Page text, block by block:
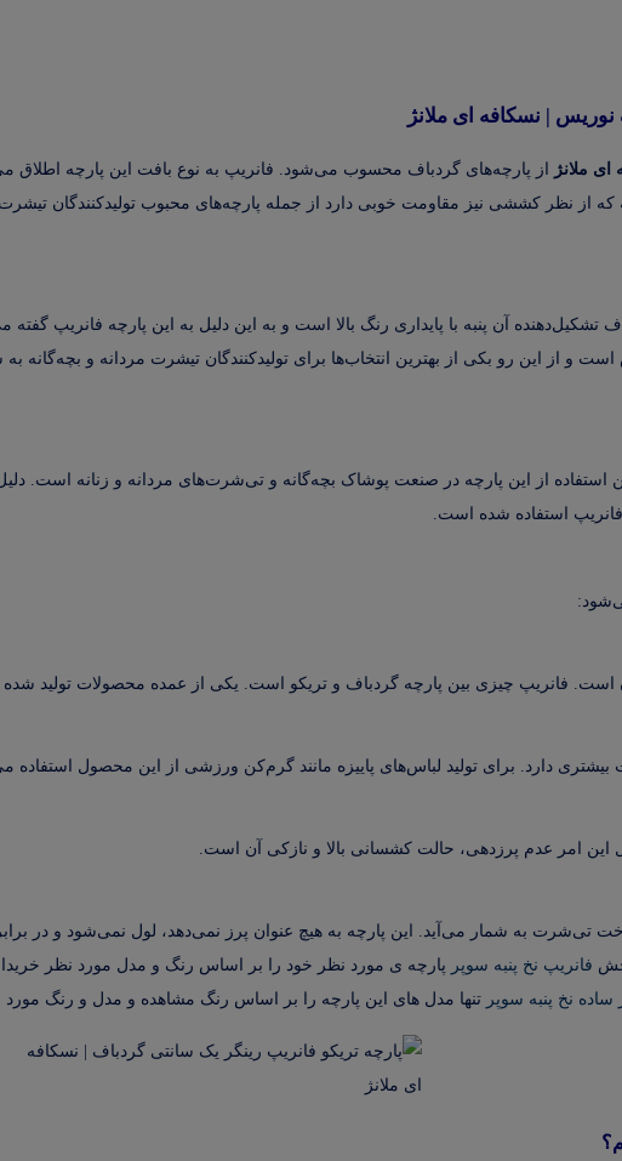
نوریس | نسکافه ای ملانژ
ملانژ
از پارچه‌های گردباف محسوب می‌شود. فانریپ به نوع بافت این پارچه
که از نظر کششی نیز مقاومت خوبی دارد از جمله پارچه‌های محبوب تولیدکنندگان
تشکیل‌دهنده آن پنبه با پایداری رنگ بالا است و به این دلیل به این پارچه فانریپ
و از این رو بکی از بهترین انتخاب‌ها برای تولیدکنندگان تیشرت مردانه و بچه‌گانه
از این پارچه در صنعت پوشاک بچه‌گانه و تی‌شرت‌های مردانه و زنانه است.
استفاده شده است.
است. فانریپ چیزی بین پارچه گردباف و تریکو است. یکی از عمده محصولات تولید
دارد. برای تولید لباس‌های پاییزه مانند گرم‌کن ورزشی از این محصول استفاده
این امر عدم پرزدهی، حالت کشسانی بالا و نازکی آن است.
تی‌شرت به شمار می‌آید. این پارچه به هیچ عنوان پرز نمی‌دهد، لول نمی‌شود و در
فانریپ نخ پنبه سوپر پارچه ی مورد نظر خود را بر اساس رنگ و مدل مورد نظر
ساده نخ پنبه سوپر تنها مدل های این پارچه را بر اساس رنگ مشاهده و مدل و رنگ مورد